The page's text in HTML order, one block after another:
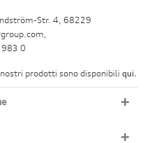
Str. 4, 68229
0
prodotti sono disponibili qui.